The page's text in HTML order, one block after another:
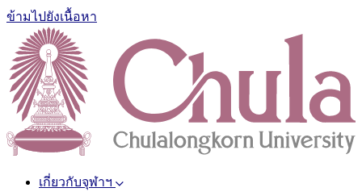
ข้ามไปยังเนื้อหา
เกี่ยวกับจุฬาฯ